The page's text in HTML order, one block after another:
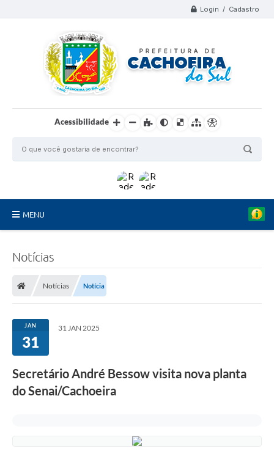
Login / Cadastro
Acessibilidade
MENU
Conselhos Municipais
Serviços on-line
Turismo
Notícias
Notícias Notícia
JAN
31
31 JAN 2025
Secretário André Bessow visita nova planta
do Senai/Cachoeira